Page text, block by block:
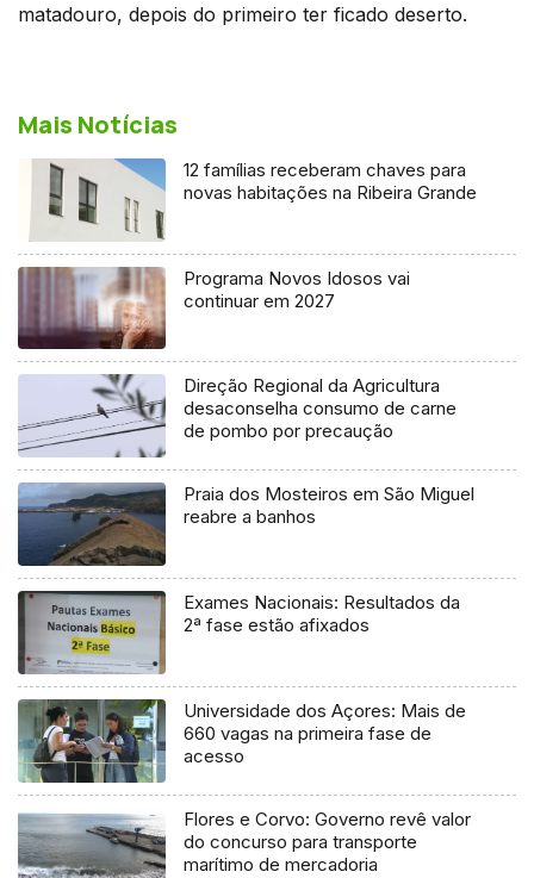
matadouro, depois do primeiro ter ficado deserto.
Mais Notícias
12 famílias receberam chaves para
novas habitações na Ribeira Grande
Programa Novos Idosos vai
continuar em 2027
Direção Regional da Agricultura
desaconselha consumo de carne
de pombo por precaução
Praia dos Mosteiros em São Miguel
reabre a banhos
Exames Nacionais: Resultados da
2ª fase estão afixados
Universidade dos Açores: Mais de
660 vagas na primeira fase de
acesso
Flores e Corvo: Governo revê valor
do concurso para transporte
marítimo de mercadoria